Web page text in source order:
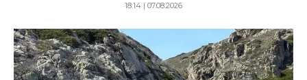
18:14 | 07.08.2026